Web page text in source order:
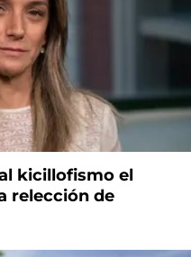
kicillofismo el
relección de